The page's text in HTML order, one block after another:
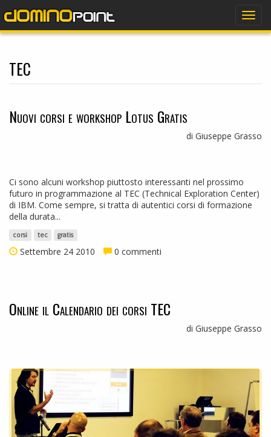
tec
Nuovi corsi e workshop Lotus Gratis
di Giuseppe Grasso
Ci sono alcuni workshop piuttosto interessanti nel prossimo
futuro in programmazione al TEC (Technical Exploration Center)
di IBM. Come sempre, si tratta di autentici corsi di formazione
della durata...
corsi tec gratis
Settembre 24 2010 0 commenti
Online il Calendario dei corsi TEC
di Giuseppe Grasso